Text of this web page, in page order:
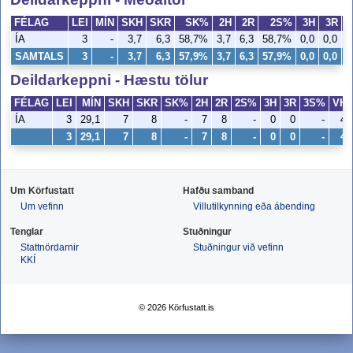
FÉLAG LEI MÍN SKH SKR SK% 2H 2R 2S% 3H 3R
ÍA
3 - 3,7 6,3 58,7% 3,7 6,3 58,7% 0,0 0,0
SAMTALS 3 - 3,7 6,3 57,9% 3,7 6,3 57,9% 0,0 0,0
Deildarkeppni - Hæstu tölur
FÉLAG LEI MÍN SKH SKR SK% 2H 2R 2S% 3H 3R 3S%
VH
ÍA
3 29,1 7 8 - 7 8 - 0 0 - 4
3 29,1 7 8 - 7 8 - 0 0 - 4
Um Körfustatt
Um vefinn
Hafðu samband
Villutilkynning eða ábending
Tenglar
Stattnördarnir
KKÍ
Stuðningur
Stuðningur við vefinn
© 2026 Körfustatt.is